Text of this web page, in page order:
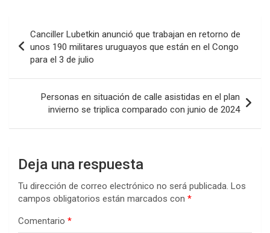
o
k
A
p
p
tir
de
entradas
Canciller Lubetkin anunció que trabajan en retorno de
unos 190 militares uruguayos que están en el Congo
para el 3 de julio
Personas en situación de calle asistidas en el plan
invierno se triplica comparado con junio de 2024
Deja una respuesta
Tu dirección de correo electrónico no será publicada. Los
campos obligatorios están marcados con *
Comentario *